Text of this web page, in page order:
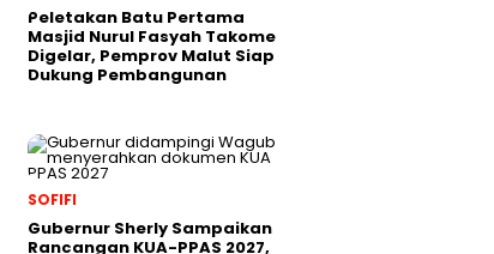
Peletakan Batu Pertama
Masjid Nurul Fasyah Takome
Digelar, Pemprov Malut Siap
Dukung Pembangunan
SOFIFI
Gubernur Sherly Sampaikan
Rancangan KUA-PPAS 2027,